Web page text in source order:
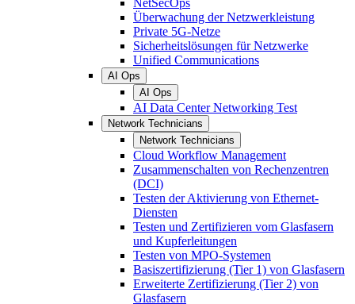
NetSecOps
Überwachung der Netzwerkleistung
Private 5G-Netze
Sicherheitslösungen für Netzwerke
Unified Communications
AI Ops
AI Ops
AI Data Center Networking Test
Network Technicians
Network Technicians
Cloud Workflow Management
Zusammenschalten von Rechenzentren
(DCI)
Testen der Aktivierung von Ethernet-
Diensten
Testen und Zertifizieren vom Glasfasern
und Kupferleitungen
Testen von MPO-Systemen
Basiszertifizierung (Tier 1) von Glasfasern
Erweiterte Zertifizierung (Tier 2) von
Glasfasern